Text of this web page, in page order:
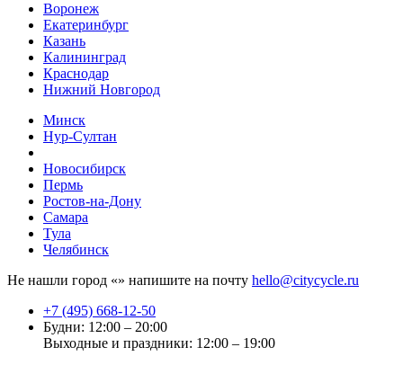
Воронеж
Екатеринбург
Казань
Калининград
Краснодар
Нижний Новгород
Минск
Нур-Султан
Новосибирск
Пермь
Ростов-на-Дону
Самара
Тула
Челябинск
Не нашли город «» напишите на почту hello@citycycle.ru
+7 (495) 668-12-50
Будни: 12:00 – 20:00
Выходные и праздники: 12:00 – 19:00